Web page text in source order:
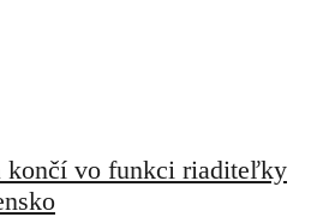
končí vo funkci riaditeľky